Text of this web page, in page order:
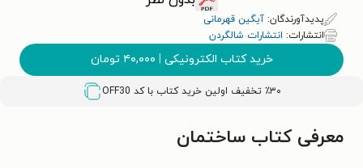
پدیدآورندگان: آیگین قهرمانی
انتشارات: انتشارات شالگردن
خرید کتاب الکترونیکی | ۴۰,۰۰۰ تومان
٪۳۰ تخفیف اولین خرید کتاب با کد OFF30
معرفی کتاب ساختمان